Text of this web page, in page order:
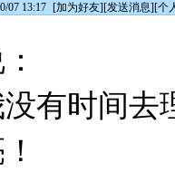
07 13:17 [加为好友][发送消息][个
有时间去